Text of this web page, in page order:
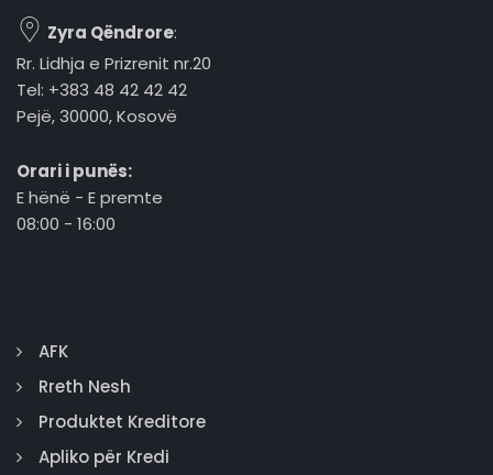
Zyra Qëndrore:
Rr. Lidhja e Prizrenit nr.20
Tel: +383 48 42 42 42
Pejë, 30000, Kosovë
Orari i punës:
E hënë - E premte
08:00 - 16:00
AFK
Rreth Nesh
Produktet Kreditore
Apliko për Kredi